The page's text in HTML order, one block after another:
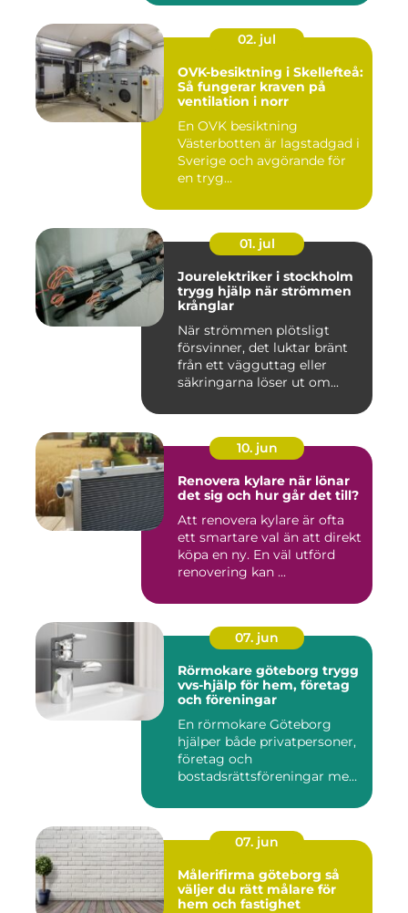
02. jul
OVK-besiktning i Skellefteå:
Så fungerar kraven på
ventilation i norr
En OVK besiktning
Västerbotten är lagstadgad i
Sverige och avgörande för
en tryg...
01. jul
Jourelektriker i stockholm
trygg hjälp när strömmen
krånglar
När strömmen plötsligt
försvinner, det luktar bränt
från ett vägguttag eller
säkringarna löser ut om...
10. jun
Renovera kylare när lönar
det sig och hur går det till?
Att renovera kylare är ofta
ett smartare val än att direkt
köpa en ny. En väl utförd
renovering kan ...
07. jun
Rörmokare göteborg trygg
vvs-hjälp för hem, företag
och föreningar
En rörmokare Göteborg
hjälper både privatpersoner,
företag och
bostadsrättsföreningar med
07. jun
Målerifirma göteborg så
väljer du rätt målare för
hem och fastighet